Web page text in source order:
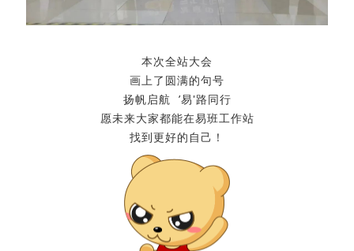
本次全站大会
画上了圆满的句号
扬帆启航 ’易'路同行
愿未来大家都能在易班工作站
找到更好的自己！